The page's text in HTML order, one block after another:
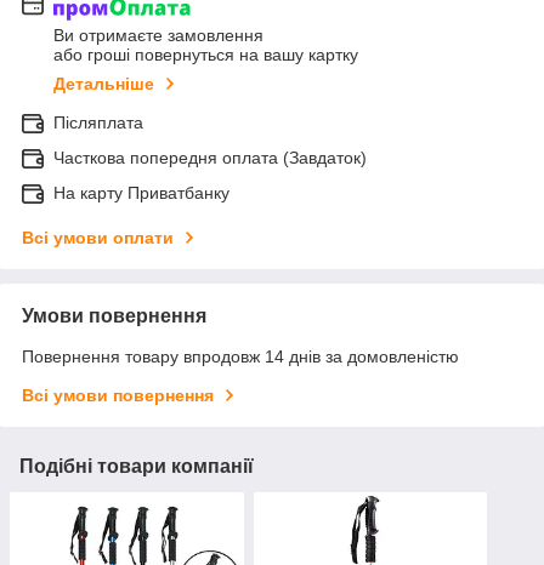
Ви отримаєте замовлення
або гроші повернуться на вашу картку
Детальніше
Післяплата
Часткова попередня оплата (Завдаток)
На карту Приватбанку
Всі умови оплати
Умови повернення
Повернення товару впродовж 14 днів за домовленістю
Всі умови повернення
Подібні товари компанії